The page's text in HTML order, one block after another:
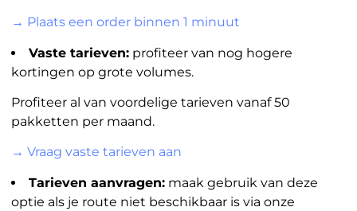
→ Plaats een order binnen 1 minuut
Vaste tarieven:profiteer van nog hogere
kortingen op grote volumes.
Profiteer al van voordelige tarieven vanaf 50
pakketten per maand.
→ Vraag vaste tarieven aan
Tarieven aanvragen:maak gebruik van deze
optie als je route niet beschikbaar is via onze